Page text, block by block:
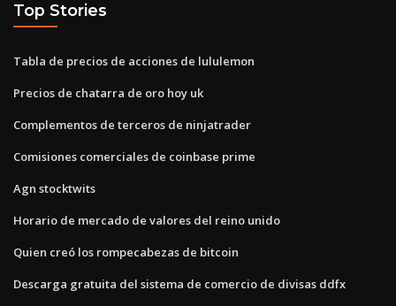
Top Stories
Tabla de precios de acciones de lululemon
Precios de chatarra de oro hoy uk
Complementos de terceros de ninjatrader
Comisiones comerciales de coinbase prime
Agn stocktwits
Horario de mercado de valores del reino unido
Quien creó los rompecabezas de bitcoin
Descarga gratuita del sistema de comercio de divisas ddfx